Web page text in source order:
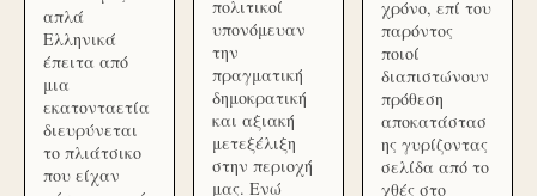
απλά
Ελληνικά
έπειτα από
μια
εκατονταετία
διευρύνεται
το πλιάτσικο
που είχαν
πολιτικοί
υπονόμευαν
την
πραγματική
δημοκρατική
και αξιακή
μετεξέλιξη
στην περιοχή
μας. Ενώ
χρόνο, επί του
παρόντος
ποιοί
διαπιστώνουν
πρόθεση
αποκατάστασ
ης γυρίζοντας
σελίδα από το
χθές στο